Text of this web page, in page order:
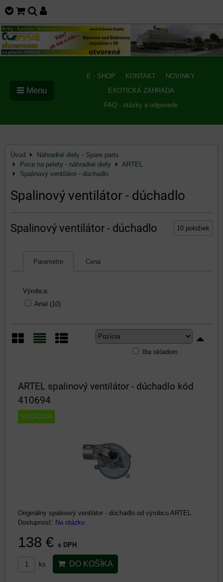
E - SHOP KONTAKT
NOVINKY
EXOTICKÁ ZÁHRADA
FAQ - otázky a odpovede
Menu
Úvod
Náhradné diely - Spare parts
Pece na pelety - náhradné diely
ARTEL
Spalinový ventilátor - dúchadlo
Spalinový ventilátor - dúchadlo
Spalinový ventilátor - dúchadlo 10 položiek
Parametre Cena
Výrobca:
Artel (10)
Iba skladom
ARTEL spalinový ventilátor - dúchadlo kód
410694
SKLADOM
Originálny spalinový ventlátor - dúchadlo od výrobcu ARTEL
Dostupnosť: Na otázku
138 € s DPH
ks DO KOŠÍKA